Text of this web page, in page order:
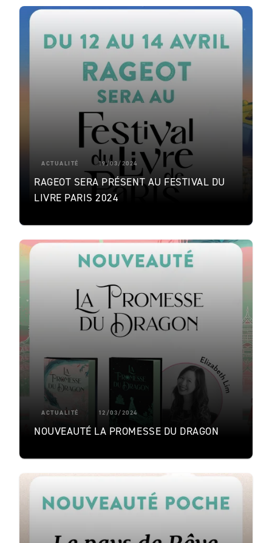
ACTUALITÉ 19/03/2024
RAGEOT SERA PRÉSENT AU FESTIVAL DU
LIVRE PARIS 2024
ACTUALITÉ 12/03/2024
NOUVEAUTÉ LA PROMESSE DU DRAGON